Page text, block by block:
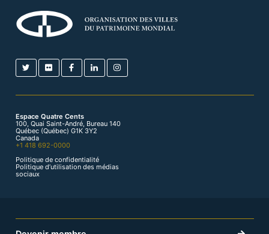
Espace Quatre Cents
100, Quai Saint-André, Bureau 140
Québec (Québec) G1K 3Y2
Canada
+1 418 692-0000
Politique de confidentialité
Politique d’utilisation des médias
sociaux